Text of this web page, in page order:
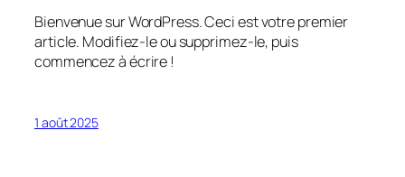
Bienvenue sur WordPress. Ceci est votre premier
article. Modifiez-le ou supprimez-le, puis
commencez à écrire !
1 août 2025